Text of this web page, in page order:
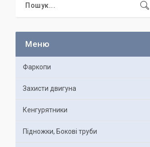
Фаркопи
Захисти двигуна
Кенгурятники
Підножки, Бокові труби